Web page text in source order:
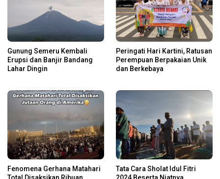
Gunung Semeru Kembali
Erupsi dan Banjir Bandang
Lahar Dingin
Peringati Hari Kartini, Ratusan
Perempuan Berpakaian Unik
dan Berkebaya
Fenomena Gerhana Matahari
Total Disaksikan Ribuan
Tata Cara Sholat Idul Fitri
2024 Beserta Niatnya